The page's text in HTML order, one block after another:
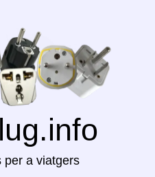
per a viatgers